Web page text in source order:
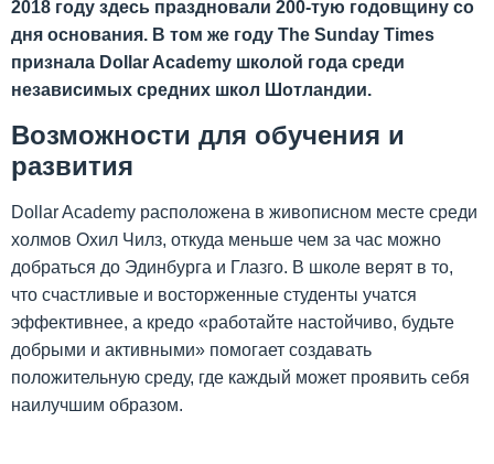
2018 году здесь праздновали 200-тую годовщину со
дня основания. В том же году The Sunday Times
признала Dollar Academy школой года среди
независимых средних школ Шотландии.
Возможности для обучения и
развития
Dollar Academy расположена в живописном месте среди
холмов Охил Чилз, откуда меньше чем за час можно
добраться до Эдинбурга и Глазго. В школе верят в то,
что счастливые и восторженные студенты учатся
эффективнее, а кредо «работайте настойчиво, будьте
добрыми и активными» помогает создавать
положительную среду, где каждый может проявить себя
наилучшим образом.